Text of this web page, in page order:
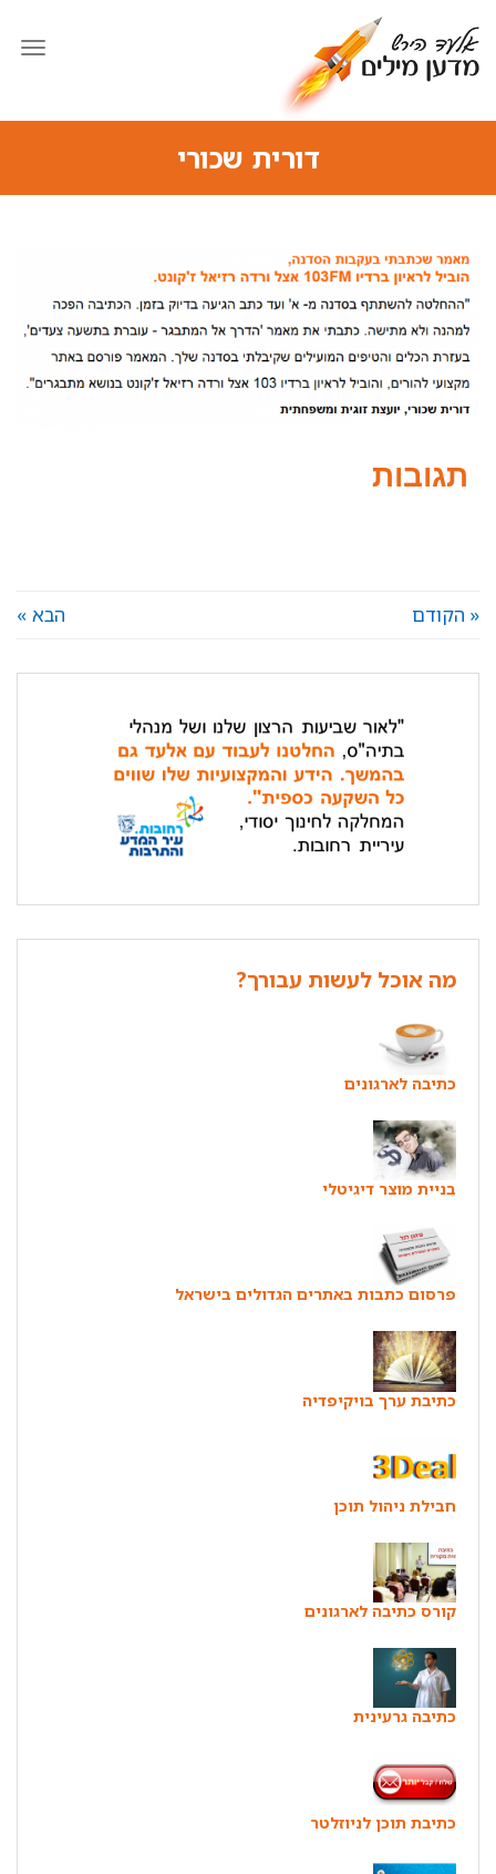
דורית שכורי
תגובות
« הקודם הבא »
מה אוכל לעשות עבורך?
כתיבה לארגונים
בניית מוצר דיגיטלי
פרסום כתבות באתרים הגדולים בישראל
כתיבת ערך בויקיפדיה
חבילת ניהול תוכן
קורס כתיבה לארגונים
כתיבה גרעינית
כתיבת תוכן לניוזלטר